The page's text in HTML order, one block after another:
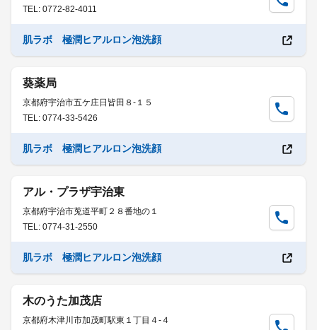
TEL: 0772-82-4011
肌ラボ 極潤ヒアルロン泡洗顔
葵薬局
京都府宇治市五ケ庄日皆田８-１５
TEL: 0774-33-5426
肌ラボ 極潤ヒアルロン泡洗顔
アル・プラザ宇治東
京都府宇治市莵道平町２８番地の１
TEL: 0774-31-2550
肌ラボ 極潤ヒアルロン泡洗顔
木のうた加茂店
京都府木津川市加茂町駅東１丁目４-４